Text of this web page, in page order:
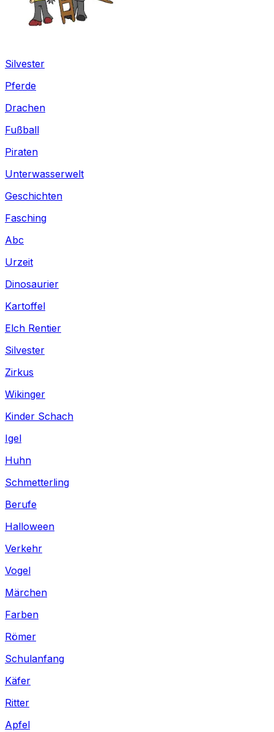
Silvester
Pferde
Drachen
Fußball
Piraten
Unterwasserwelt
Geschichten
Fasching
Abc
Urzeit
Dinosaurier
Kartoffel
Elch Rentier
Silvester
Zirkus
Wikinger
Kinder Schach
Igel
Huhn
Schmetterling
Berufe
Halloween
Verkehr
Vogel
Märchen
Farben
Römer
Schulanfang
Käfer
Ritter
Apfel